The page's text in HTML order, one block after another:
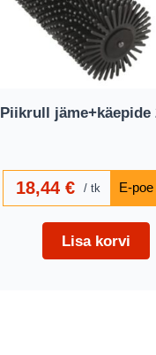
Piikrull jäme+käepide
18,44 € tk
Lisa korvi